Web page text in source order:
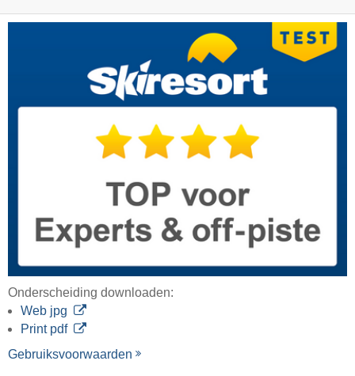
Onderscheiding downloaden:
Web jpg
Print pdf
Gebruiksvoorwaarden